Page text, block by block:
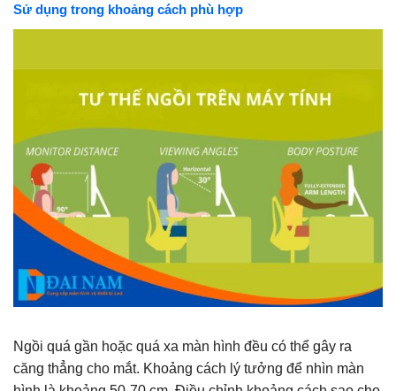
Sử dụng trong khoảng cách phù hợp
Ngồi quá gần hoặc quá xa màn hình đều có thể gây ra
căng thẳng cho mắt. Khoảng cách lý tưởng để nhìn màn